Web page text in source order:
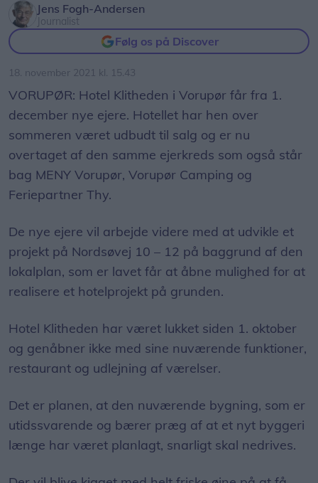
Jens Fogh-Andersen
Journalist
Følg os på Discover
18. november 2021 kl. 15.43
VORUPØR: Hotel Klitheden i Vorupør får fra 1.
december nye ejere. Hotellet har hen over
sommeren været udbudt til salg og er nu
overtaget af den samme ejerkreds som også står
bag MENY Vorupør, Vorupør Camping og
Feriepartner Thy.
De nye ejere vil arbejde videre med at udvikle et
projekt på Nordsøvej 10 – 12 på baggrund af den
lokalplan, som er lavet får at åbne mulighed for at
realisere et hotelprojekt på grunden.
Hotel Klitheden har været lukket siden 1. oktober
og genåbner ikke med sine nuværende funktioner,
restaurant og udlejning af værelser.
Det er planen, at den nuværende bygning, som er
utidssvarende og bærer præg af at et nyt byggeri
længe har været planlagt, snarligt skal nedrives.